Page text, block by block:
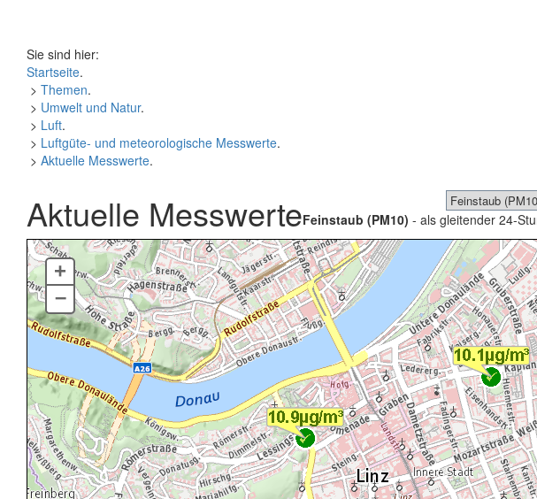
Sie sind hier:
Startseite.
> Themen.
> Umwelt und Natur.
> Luft.
> Luftgüte- und meteorologische Messwerte.
> Aktuelle Messwerte.
Aktuelle MesswerteFeinstaub (PM10) - als gleitender 24-
+
–